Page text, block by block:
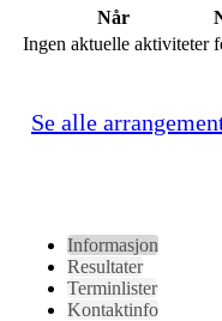
Når
Ingen aktuelle aktiviteter
Se alle
Informasjon
Resultater
Terminlister
Kontaktinfo